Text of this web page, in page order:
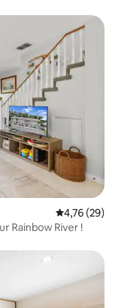
Évaluation
4,76 (29)
Rainbow River !